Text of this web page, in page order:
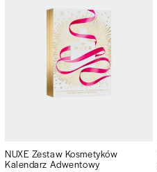
NUXE Zestaw Kosmetyków
Kalendarz Adwentowy